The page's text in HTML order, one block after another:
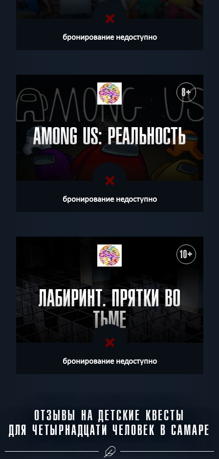
бронирование недоступно
8+
AMONG US: РЕАЛЬНОСТЬ
бронирование недоступно
10+
ЛАБИРИНТ. ПРЯТКИ ВО
ТЬМЕ
бронирование недоступно
ОТЗЫВЫ НА ДЕТСКИЕ КВЕСТЫ
ДЛЯ ЧЕТЫРНАДЦАТИ ЧЕЛОВЕК В САМАРЕ